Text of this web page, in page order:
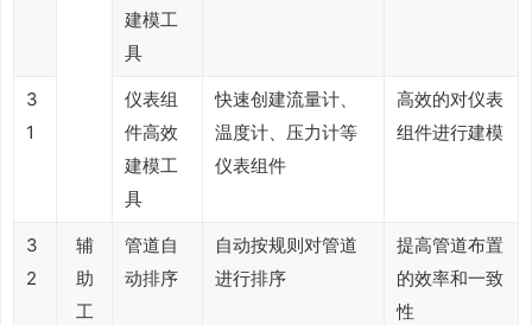
建模工
具
3
1
仪表组
件高效
建模工
具
快速创建流量计、
温度计、压力计等
仪表组件
高效的对仪表
组件进行建模
3
2
辅
助
工
管道自
动排序
自动按规则对管道
进行排序
提高管道布置
的效率和一致
性